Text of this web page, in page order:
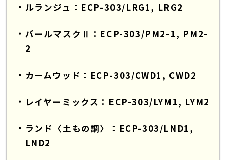
ルランジュ：ECP-303/LRG1, LRG2
パールマスクⅡ：ECP-303/PM2-1, PM2-
2
カームウッド：ECP-303/CWD1, CWD2
レイヤーミックス：ECP-303/LYM1, LYM2
ランド〈土もの調〉：ECP-303/LND1,
LND2